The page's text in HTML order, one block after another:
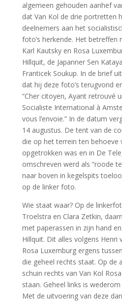
algemeen gehouden aanhef
dat Van Kol de drie portretten
deelnemers aan het
foto’s herkende. Het betreffen
Karl Kautsky en Rosa
Hillquit, de Japanner Sen
Franticek Soukup. In de brief
dat hij deze foto’s terugvond
“Cher citoyen, Ayant retrouvé
Socialiste International à
vous l’envoie.” In de datum
14 augustus. De tent van de
die op het terrein ten behoeve
opgetrokken was en in De
omschreven werd als “roode
naar boven in kegelspits
op de linker foto.
Wie staat waar? Op de
Troelstra en Clara Zetkin,
met paperassen in zijn hand
Hillquit. Dit alles volgens Henri
Rosa Luxemburg ergens
die geheel rechts staat. Op de
schuin rechts van Van Kol
staan. Geheel links is
Met de uitvoering van deze